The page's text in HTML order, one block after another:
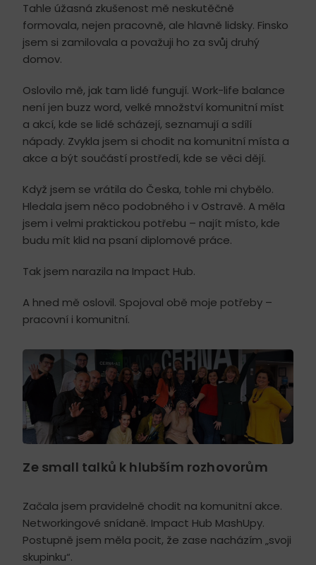
Tahle úžasná zkušenost mě neskutěčně
formovala, nejen pracovně, ale hlavně lidsky. Finsko
jsem si zamilovala a považuji ho za svůj druhý
domov.
Oslovilo mě, jak tam lidé fungují. Work-life balance
není jen buzz word, velké množství komunitní míst
a akcí, kde se lidé scházejí, seznamují a sdílí
nápady. Zvykla jsem si chodit na komunitní místa a
akce a být součástí prostředí, kde se věci dějí.
Když jsem se vrátila do Česka, tohle mi chybělo.
Hledala jsem něco podobného i v Ostravě. A měla
jsem i velmi praktickou potřebu – najít místo, kde
budu mít klid na psaní diplomové práce.
Tak jsem narazila na Impact Hub.
A hned mě oslovil. Spojoval obě moje potřeby –
pracovní i komunitní.
Ze small talků k hlubším rozhovorům
Začala jsem pravidelně chodit na komunitní akce.
Networkingové snídaně. Impact Hub MashUpy.
Postupně jsem měla pocit, že zase nacházím „svoji
skupinku“.